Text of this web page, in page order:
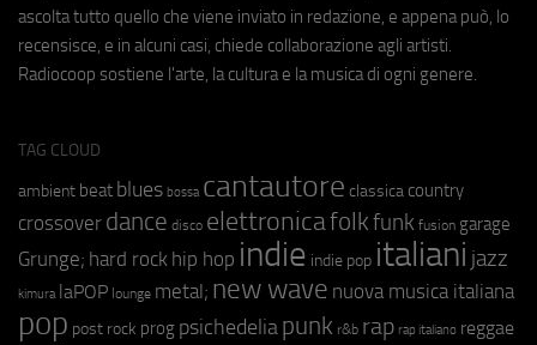
ascolta tutto quello che viene inviato in redazione, e appena può, lo
recensisce, e in alcuni casi, chiede collaborazione agli artisti.
Radiocoop sostiene l'arte, la cultura e la musica di ogni genere.
TAG CLOUD
ambient beat blues bossa cantautore classica country
crossover dance disco elettronicafolkfunk fusion garage
Grunge; hard rock hip hop indie indie pop italiani jazz
kimura laPOP lounge metal; new wave nuova musica italiana
pop post rock prog psichedeliapunk r&b rap rap italiano reggae